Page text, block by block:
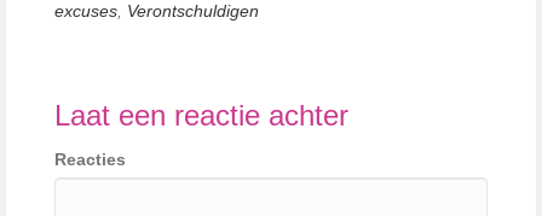
excuses, Verontschuldigen
Laat een reactie achter
Reacties